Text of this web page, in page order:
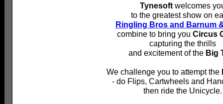
Tynesoftwelcomes
to the greatest show on
Ringling Bros and Barnum
combine to bring you Circus
capturing the thrills
and excitement of the Big
We challenge you to attempt the
- do Flips, Cartwheels and
then ride the Unicycle.